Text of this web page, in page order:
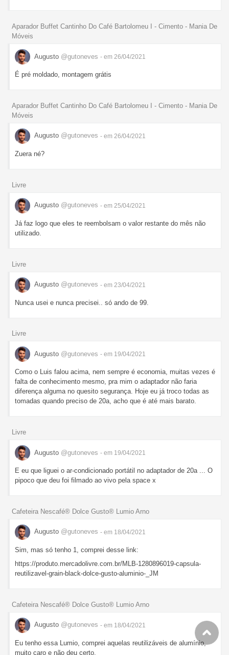
Aparador Buffet Cantinho Do Café Bartolomeu I - Cimento - Mania De
Móveis
Augusto @gutoneves - em 26/04/2021
É pré moldado, montagem grátis
Aparador Buffet Cantinho Do Café Bartolomeu I - Cimento - Mania De
Móveis
Augusto @gutoneves - em 26/04/2021
Zuera né?
Livre
Augusto @gutoneves - em 25/04/2021
Já faz logo que eles te reembolsam o valor restante do mês não
utilizado.
Livre
Augusto @gutoneves - em 23/04/2021
Nunca usei e nunca precisei.. só ando de 99.
Livre
Augusto @gutoneves - em 19/04/2021
Como o Luis falou acima, nem sempre é economia, muitas vezes é
falta de conhecimento mesmo, pra mim o adaptador não faria
diferença alguma no quesito segurança. Hoje eu já troco todas as
tomadas quando preciso de 20a, acho que é até mais barato.
Livre
Augusto @gutoneves - em 19/04/2021
E eu que liguei o ar-condicionado portátil no adaptador de 20a ... O
pipoco que deu foi filmado ao vivo pela space x
Cafeteira Nescafé® Dolce Gusto® Lumio Arno
Augusto @gutoneves - em 18/04/2021
Sim, mas só tenho 1, comprei desse link:
https://produto.mercadolivre.com.br/MLB-1280896019-capsula-
reutilizavel-grain-black-dolce-gusto-aluminio-_JM
Cafeteira Nescafé® Dolce Gusto® Lumio Arno
Augusto @gutoneves - em 18/04/2021
Eu tenho essa Lumio, comprei aquelas reutilizáveis de alumínio,
muito caro e não deu certo.